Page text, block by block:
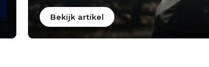
Bekijk artikel